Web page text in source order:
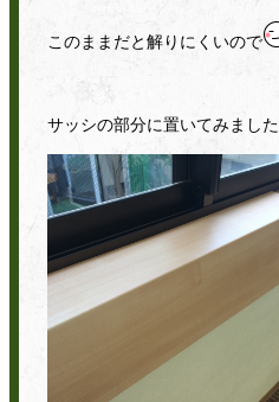
このままだと解りにくいので
サッシの部分に置いてみました